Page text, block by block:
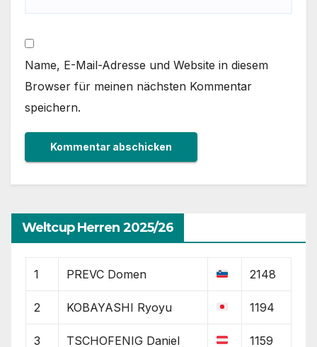
Name, E-Mail-Adresse und Website in diesem
Browser für meinen nächsten Kommentar
speichern.
Weltcup Herren 2025/26
1 PREVC Domen 2148
2 KOBAYASHI Ryoyu 1194
3 TSCHOFENIG Daniel 1159